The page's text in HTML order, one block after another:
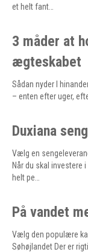
et helt fant…
3 måder at
ægteskabet
Sådan nyder I
– enten efter uger,
Duxiana
Vælg en
Når du skal
helt pe…
På vandet
Vælg den populære
Søhøjlandet Der er